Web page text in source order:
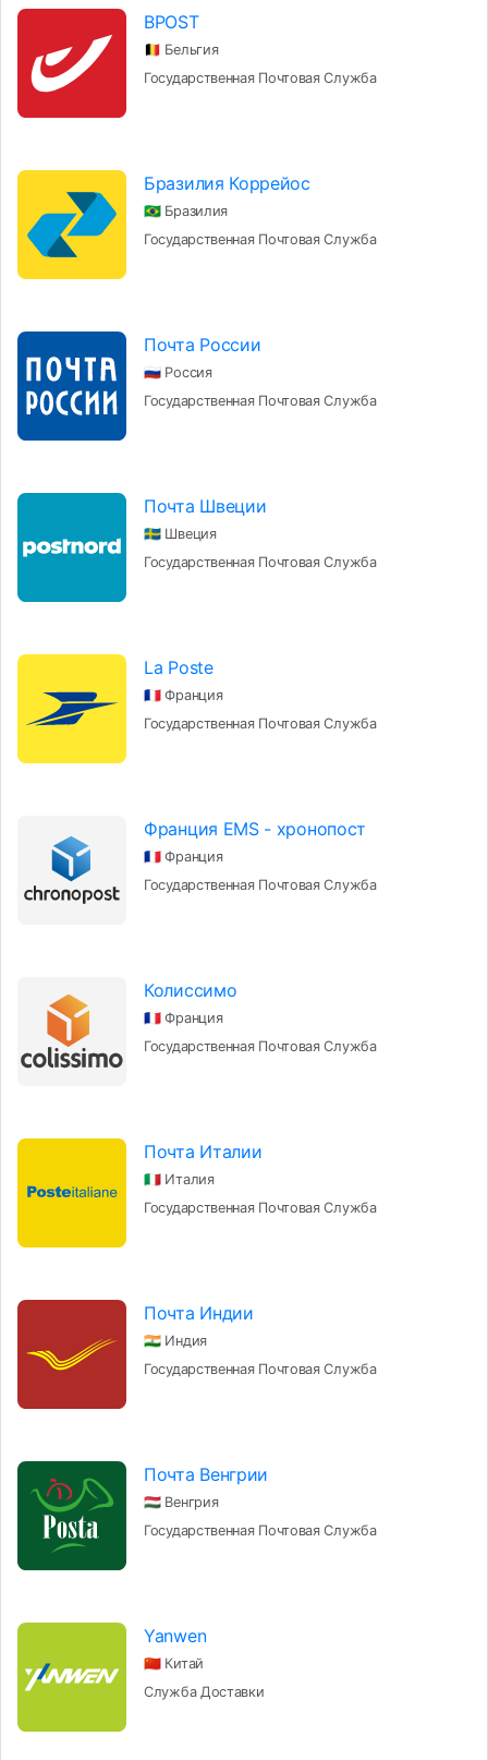
BPOST
🇧🇪 Бельгия
Государственная Почтовая Служба
Бразилия Коррейос
🇧🇷 Бразилия
Государственная Почтовая Служба
Почта России
🇷🇺 Россия
Государственная Почтовая Служба
Почта Швеции
🇸🇪 Швеция
Государственная Почтовая Служба
La Poste
🇫🇷 Франция
Государственная Почтовая Служба
Франция EMS - хронопост
🇫🇷 Франция
Государственная Почтовая Служба
Колиссимо
🇫🇷 Франция
Государственная Почтовая Служба
Почта Италии
🇮🇹 Италия
Государственная Почтовая Служба
Почта Индии
🇮🇳 Индия
Государственная Почтовая Служба
Почта Венгрии
🇭🇺 Венгрия
Государственная Почтовая Служба
Yanwen
🇨🇳 Китай
Служба Доставки